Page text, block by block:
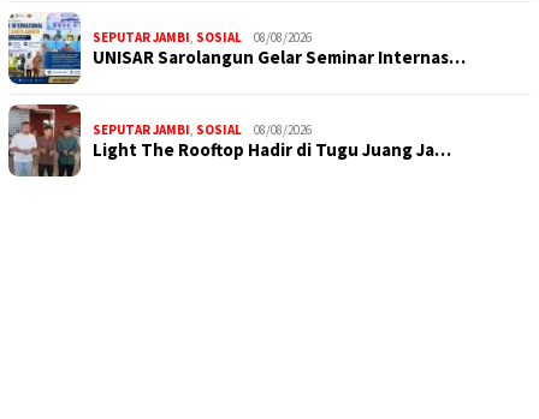
SEPUTAR JAMBI SOSIAL 08/08/2026
UNISAR Sarolangun Gelar Seminar Internas…
SEPUTAR JAMBI SOSIAL 08/08/2026
Light The Rooftop Hadir di Tugu Juang Ja…